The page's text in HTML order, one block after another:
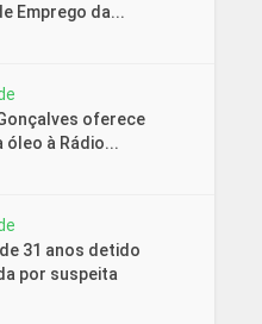
Emprego da...
oferece
óleo à Rádio...
31 anos detido
por suspeita